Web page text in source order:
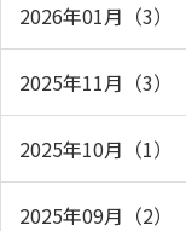
2026年01月（3）
2025年11月（3）
2025年10月（1）
2025年09月（2）